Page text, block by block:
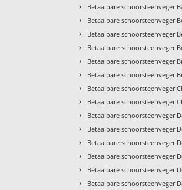
› Betaalbare schoorsteenveger
› Betaalbare schoorsteenveger
› Betaalbare schoorsteenveger
› Betaalbare schoorsteenveger
› Betaalbare schoorsteenveger
› Betaalbare schoorsteenveger
› Betaalbare schoorsteenveger
› Betaalbare schoorsteenveger
› Betaalbare schoorsteenveger
› Betaalbare schoorsteenveger
› Betaalbare schoorsteenveger
› Betaalbare schoorsteenveger
› Betaalbare schoorsteenveger
› Betaalbare schoorsteenveger